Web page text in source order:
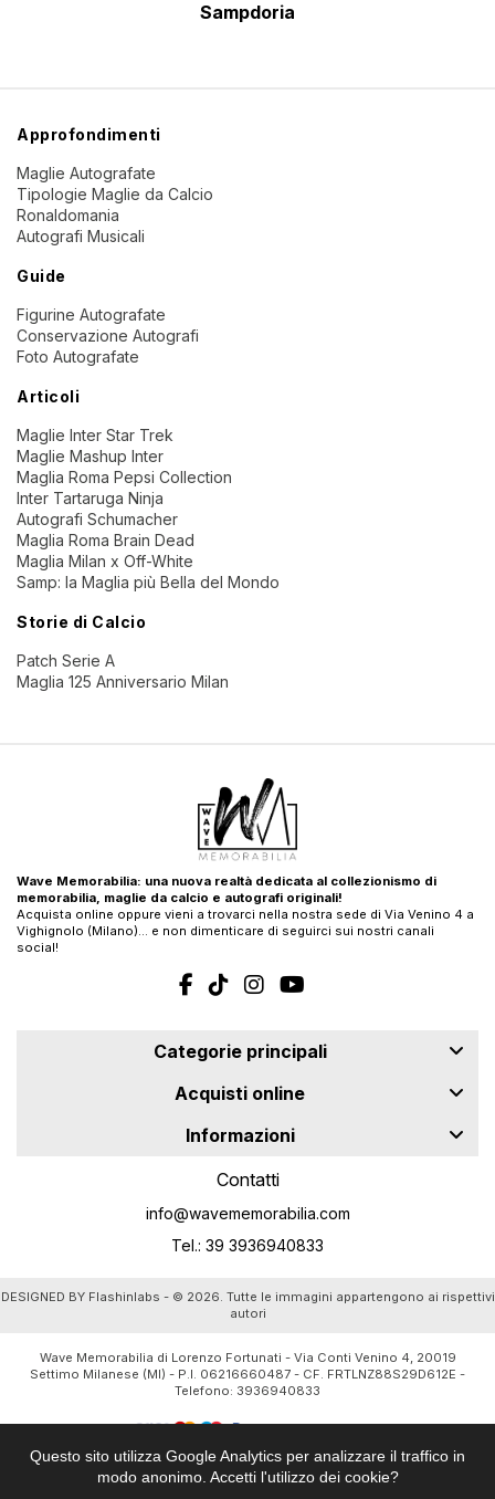
Questo sito utilizza Google Analytics per analizzare il traffico in
modo anonimo. Accetti l'utilizzo dei cookie?
Sampdoria
Approfondimenti
Maglie Autografate
Tipologie Maglie da Calcio
Ronaldomania
Autografi Musicali
Guide
Figurine Autografate
Conservazione Autografi
Foto Autografate
Articoli
Maglie Inter Star Trek
Maglie Mashup Inter
Maglia Roma Pepsi Collection
Inter Tartaruga Ninja
Autografi Schumacher
Maglia Roma Brain Dead
Maglia Milan x Off-White
Samp: la Maglia più Bella del Mondo
Storie di Calcio
Patch Serie A
Maglia 125 Anniversario Milan
Wave Memorabilia: una nuova realtà dedicata al collezionismo di
memorabilia, maglie da calcio e autografi originali!
Acquista online oppure vieni a trovarci nella nostra sede di Via Venino 4 a
Vighignolo (Milano)… e non dimenticare di seguirci sui nostri canali
social!
Categorie principali
Acquisti online
Informazioni
Contatti
info@wavememorabilia.com
Tel.: 39 3936940833
DESIGNED BY Flashinlabs - © 2026. Tutte le immagini appartengono ai rispettivi
autori
Wave Memorabilia di Lorenzo Fortunati - Via Conti Venino 4, 20019
Settimo Milanese (MI) - P.I. 06216660487 - CF. FRTLNZ88S29D612E -
Telefono: 3936940833